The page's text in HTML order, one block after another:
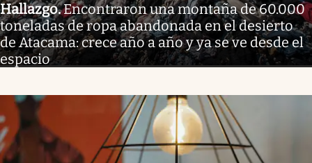
Hallazgo.Encontraron una montaña de 60.000
toneladas de ropa abandonada en el desierto
de Atacama: crece año a año y ya se ve desde el
espacio